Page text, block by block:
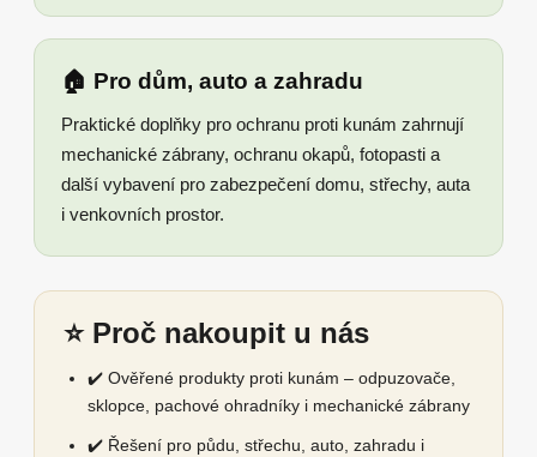
🏠 Pro dům, auto a zahradu
Praktické doplňky pro ochranu proti kunám zahrnují
mechanické zábrany, ochranu okapů, fotopasti a
další vybavení pro zabezpečení domu, střechy, auta
i venkovních prostor.
⭐ Proč nakoupit u nás
✔️ Ověřené produkty proti kunám – odpuzovače,
sklopce, pachové ohradníky i mechanické zábrany
✔️ Řešení pro půdu, střechu, auto, zahradu i